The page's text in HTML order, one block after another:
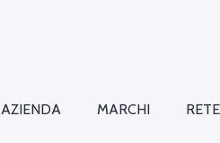
AZIENDA MARCHI